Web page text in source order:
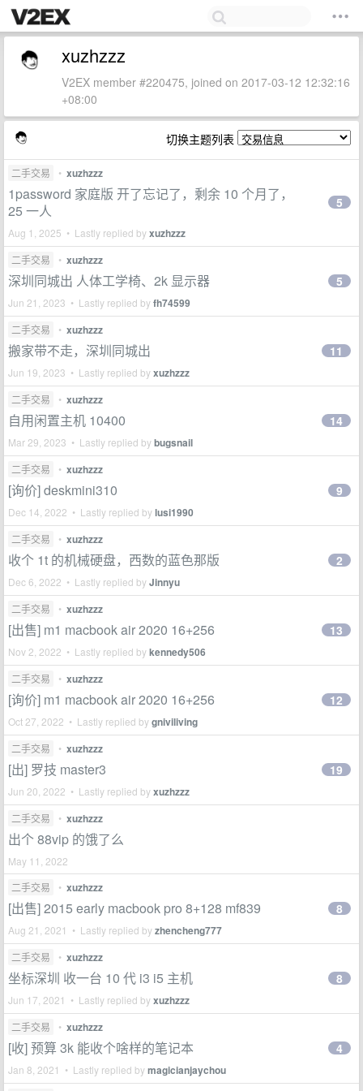
xuzhzzz
V2EX member #220475, joined on 2017-03-12 12:32:16
+08:00
切换主题列表
二手交易 • xuzhzzz
1password 家庭版 开了忘记了，剩余 10 个月了，
25 一人
Aug 1, 2025 • Lastly replied byxuzhzzz
5
二手交易 • xuzhzzz
深圳同城出 人体工学椅、2k 显示器
Jun 21, 2023 • Lastly replied byfh74599
5
二手交易 • xuzhzzz
搬家带不走，深圳同城出
Jun 19, 2023 • Lastly replied byxuzhzzz
11
二手交易 • xuzhzzz
自用闲置主机 10400
Mar 29, 2023 • Lastly replied bybugsnail
14
二手交易 • xuzhzzz
[询价] deskmini310
Dec 14, 2022 • Lastly replied bylusi1990
9
二手交易 • xuzhzzz
收个 1t 的机械硬盘，西数的蓝色那版
Dec 6, 2022 • Lastly replied byJinnyu
2
二手交易 • xuzhzzz
[出售] m1 macbook air 2020 16+256
Nov 2, 2022 • Lastly replied bykennedy506
13
二手交易 • xuzhzzz
[询价] m1 macbook air 2020 16+256
Oct 27, 2022 • Lastly replied bygniviliving
12
二手交易 • xuzhzzz
[出] 罗技 master3
Jun 20, 2022 • Lastly replied byxuzhzzz
19
二手交易 • xuzhzzz
出个 88vip 的饿了么
May 11, 2022
二手交易
• xuzhzzz
[出售] 2015 early macbook pro 8+128 mf839
Aug 21, 2021 • Lastly replied byzhencheng777
8
二手交易 • xuzhzzz
坐标深圳 收一台 10 代 i3 i5 主机
Jun 17, 2021 • Lastly replied byxuzhzzz
8
二手交易 • xuzhzzz
[收] 预算 3k 能收个啥样的笔记本
Jan 8, 2021 • Lastly replied bymagicianjaychou
4